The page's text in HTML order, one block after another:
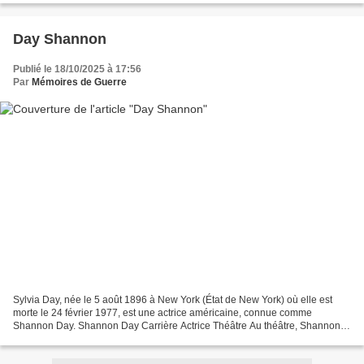
Day Shannon
Publié le 18/10/2025 à 17:56
Par Mémoires de Guerre
Sylvia Day, née le 5 août 1896 à New York (État de New York) où elle est
morte le 24 février 1977, est une actrice américaine, connue comme
Shannon Day. Shannon Day Carrière Actrice Théâtre Au théâtre, Shannon